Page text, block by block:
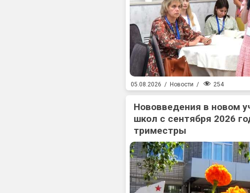
05.08.2026 / Новости / 254
Нововведения в новом
школ с сентября 2026
триместры